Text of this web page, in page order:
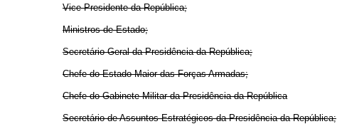
Vice-Presidente da República;
Ministros de Estado;
Secretário-Geral da Presidência da República;
Chefe do Estado-Maior das Forças Armadas;
Chefe do Gabinete Militar da Presidência da República
Secretário de Assuntos Estratégicos da Presidência da República;